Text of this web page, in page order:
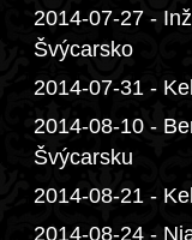
2014-07-27 -
Švýcarsko
2014-07-31 -
2014-08-10 -
Švýcarsku
2014-08-21 -
2014-08-24 -